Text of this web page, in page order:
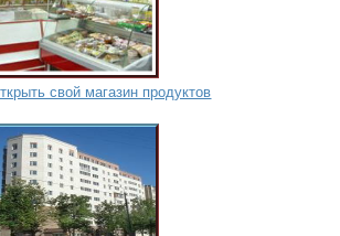
свой магазин продуктов